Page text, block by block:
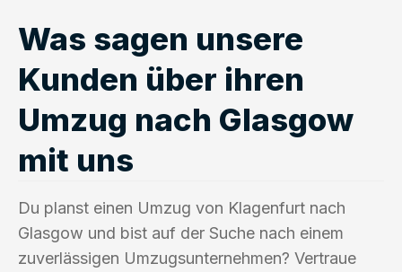
Was sagen unsere
Kunden über ihren
Umzug nach Glasgow
mit uns
Du planst einen Umzug von Klagenfurt nach
Glasgow und bist auf der Suche nach einem
zuverlässigen Umzugsunternehmen? Vertraue